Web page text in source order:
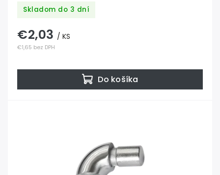
Skladom do 3 dní
€1,65 bez DPH
€2,03 / KS
Do košíka